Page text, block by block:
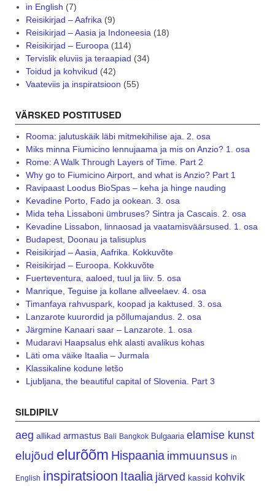
in English (7)
Reisikirjad – Aafrika (9)
Reisikirjad – Aasia ja Indoneesia (18)
Reisikirjad – Euroopa (114)
Tervislik eluviis ja teraapiad (34)
Toidud ja kohvikud (42)
Vaateviis ja inspiratsioon (55)
VÄRSKED POSTITUSED
Rooma: jalutuskäik läbi mitmekihilise aja. 2. osa
Miks minna Fiumicino lennujaama ja mis on Anzio? 1. osa
Rome: A Walk Through Layers of Time. Part 2
Why go to Fiumicino Airport, and what is Anzio? Part 1
Ravipaast Loodus BioSpas – keha ja hinge nauding
Kevadine Porto, Fado ja ookean. 3. osa
Mida teha Lissaboni ümbruses? Sintra ja Cascais. 2. osa
Kevadine Lissabon, linnaosad ja vaatamisväärsused. 1. osa
Budapest, Doonau ja talisuplus
Reisikirjad – Aasia, Aafrika. Kokkuvõte
Reisikirjad – Euroopa. Kokkuvõte
Fuerteventura, aaloed, tuul ja liiv. 5. osa
Manrique, Teguise ja kollane allveelaev. 4. osa
Timanfaya rahvuspark, koopad ja kaktused. 3. osa
Lanzarote kuurordid ja põllumajandus. 2. osa
Järgmine Kanaari saar – Lanzarote. 1. osa
Mudaravi Haapsalus ehk alasti avalikus kohas
Läti oma väike Itaalia – Jurmala
Klassikaline kodune letšo
Ljubljana, the beautiful capital of Slovenia. Part 3
SILDIPILV
aeg allikad armastus Bali Bangkok Bulgaaria elamise kunst
elujõud elurõõm Hispaania immuunsus in
English inspiratsioon Itaalia järved kassid kohvik